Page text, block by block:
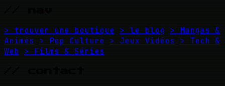
> trouver une boutique > le blog > Mangas &
Animés
> Pop Culture > Jeux Vidéos
> Tech &
Web > Films & Séries